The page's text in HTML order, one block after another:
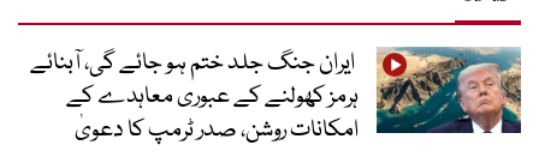
ایران جنگ جلد ختم ہو جائے گی، آبنائے
ہرمز کھولنے کے عبوری معاہدے کے
امکانات روشن، صدر ٹرمپ کا دعویٰ